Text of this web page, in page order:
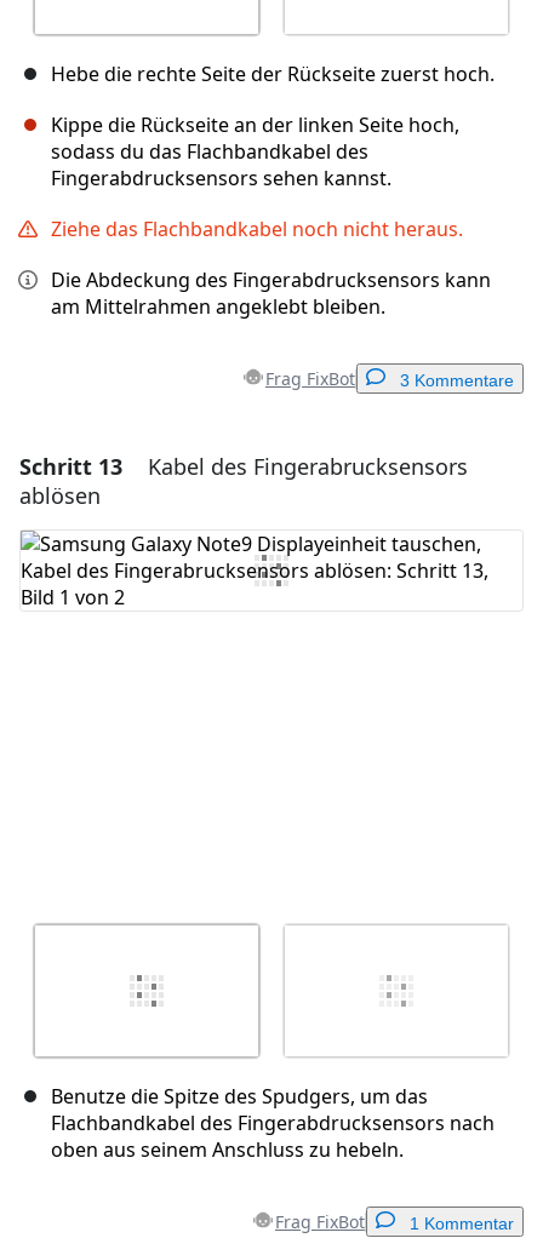
Hebe die rechte Seite der Rückseite zuerst hoch.
Kippe die Rückseite an der linken Seite hoch,
sodass du das Flachbandkabel des
Fingerabdrucksensors sehen kannst.
Ziehe das Flachbandkabel noch nicht heraus.
Die Abdeckung des Fingerabdrucksensors kann
am Mittelrahmen angeklebt bleiben.
Frag FixBot 3 Kommentare
Einen Kommentar hinzufügen
Kommentar hinzufügen
Schritt 13
Kabel des Fingerabrucksensors
ablösen
Benutze die Spitze des Spudgers, um das
Flachbandkabel des Fingerabdrucksensors nach
oben aus seinem Anschluss zu hebeln.
Frag FixBot 1 Kommentar